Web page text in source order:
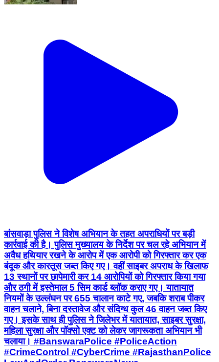
बांसवाड़ा पुलिस ने विशेष अभियान के तहत अपराधियों पर बड़ी
कार्रवाई की है। पुलिस मुख्यालय के निर्देश पर चल रहे अभियान में
अवैध हथियार रखने के आरोप में एक आरोपी को गिरफ्तार कर एक
बंदूक और कारतूस जब्त किए गए। वहीं साइबर अपराध के खिलाफ
13 स्थानों पर छापेमारी कर 14 आरोपियों को गिरफ्तार किया गया
और ठगी में इस्तेमाल 5 सिम कार्ड ब्लॉक कराए गए। यातायात
नियमों के उल्लंघन पर 655 चालान काटे गए, जबकि शराब पीकर
वाहन चलाने, बिना दस्तावेज और संदिग्ध कुल 46 वाहन जब्त किए
गए। इसके साथ ही पुलिस ने जिलेभर में यातायात, साइबर सुरक्षा,
महिला सुरक्षा और पॉक्सो एक्ट को लेकर जागरूकता अभियान भी
चलाया। #BanswaraPolice #PoliceAction
#CrimeControl #CyberCrime #RajasthanPolice